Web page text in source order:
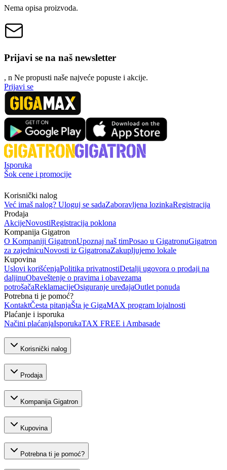
Nema opisa proizvoda.
Prijavi se na naš newsletter
, n Ne propusti naše najveće popuste i akcije.
Prijavi se
Isporuka
Šok cene i promocije
Korisnički nalog
Već imaš nalog? Uloguj se sadaZaboravljena lozinkaRegistracija
Prodaja
AkcijeNovostiRegistracija poklona
Kompanija Gigatron
O Kompaniji GigatronUpoznaj naš timPosao u GigatronuGigatron
za zajednicuNovosti iz GigatronaZakupljujemo lokale
Kupovina
Uslovi korišćenjaPolitika privatnostiDetalji ugovora o prodaji na
daljinuObaveštenje o pravima i obavezama
potrošačaReklamacijeOsiguranje uređajaOutlet ponuda
Potrebna ti je pomoć?
KontaktČesta pitanjaŠta je GigaMAX program lojalnosti
Plaćanje i isporuka
Načini plaćanjaIsporukaTAX FREE i Ambasade
Korisnički nalog
Prodaja
Kompanija Gigatron
Kupovina
Potrebna ti je pomoć?